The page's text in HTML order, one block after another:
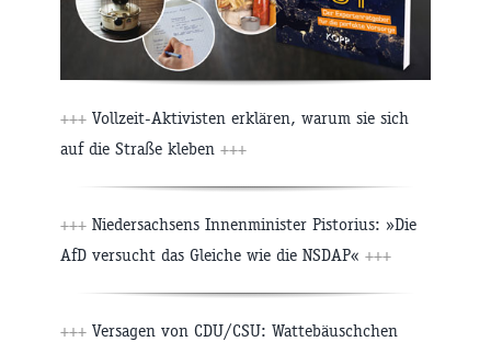
+++ Vollzeit-Aktivisten erklären, warum sie sich
auf die Straße kleben +++
+++ Niedersachsens Innenminister Pistorius: »Die
AfD versucht das Gleiche wie die NSDAP« +++
+++ Versagen von CDU/CSU: Wattebäuschchen